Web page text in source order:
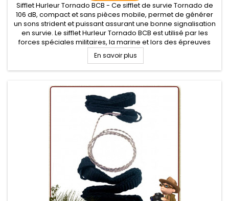
Sifflet Hurleur Tornado BCB - Ce sifflet de survie Tornado de
106 dB, compact et sans pièces mobile, permet de générer
un sons strident et puissant assurant une bonne signalisation
en survie. Le sifflet Hurleur Tornado BCB est utilisé par les
forces spéciales militaires, la marine et lors des épreuves
sportives.
En savoir plus